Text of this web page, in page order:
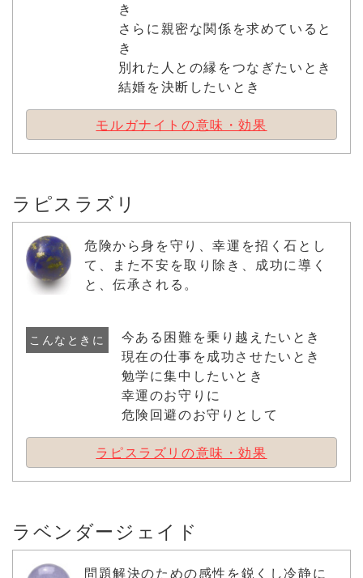
き
さらに親密な関係を求めていると
き
別れた人との縁をつなぎたいとき
結婚を決断したいとき
モルガナイトの意味・効果
ラピスラズリ
危険から身を守り、幸運を招く石とし
て、また不安を取り除き、成功に導く
と、伝承される。
こんなときに
今ある困難を乗り越えたいとき
現在の仕事を成功させたいとき
勉学に集中したいとき
幸運のお守りに
危険回避のお守りとして
ラピスラズリの意味・効果
ラベンダージェイド
問題解決のための感性を鋭くし冷静に